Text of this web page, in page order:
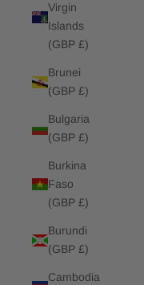
Virgin
Islands
(GBP £)
Brunei
(GBP £)
Bulgaria
(GBP £)
Burkina
Faso
(GBP £)
Burundi
(GBP £)
Cambodia